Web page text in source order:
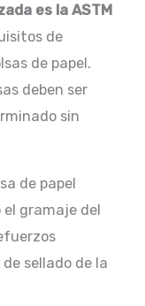
es la ASTM
de
de papel.
deben ser
sin
de papel
gramaje del
sellado de la